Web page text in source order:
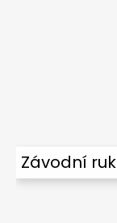
Závodní